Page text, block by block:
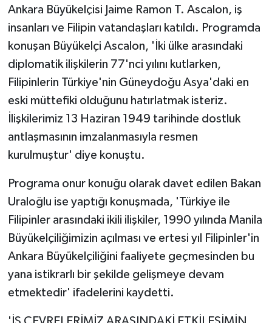
Ankara Büyükelçisi Jaime Ramon T. Ascalon, iş
insanları ve Filipin vatandaşları katıldı. Programda
konuşan Büyükelçi Ascalon, 'İki ülke arasındaki
diplomatik ilişkilerin 77'nci yılını kutlarken,
Filipinlerin Türkiye'nin Güneydoğu Asya'daki en
eski müttefiki olduğunu hatırlatmak isteriz.
İlişkilerimiz 13 Haziran 1949 tarihinde dostluk
antlaşmasının imzalanmasıyla resmen
kurulmuştur' diye konuştu.
Programa onur konuğu olarak davet edilen Bakan
Uraloğlu ise yaptığı konuşmada, 'Türkiye ile
Filipinler arasındaki ikili ilişkiler, 1990 yılında Manila
Büyükelçiliğimizin açılması ve ertesi yıl Filipinler'in
Ankara Büyükelçiliğini faaliyete geçmesinden bu
yana istikrarlı bir şekilde gelişmeye devam
etmektedir' ifadelerini kaydetti.
Sonsöz Özel
Vasıta
Yaşam